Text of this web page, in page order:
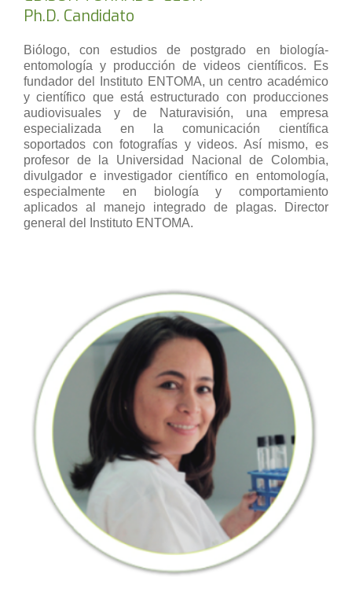
Ph.D. Candidato
Biólogo, con estudios de postgrado en biología-
entomología y producción de videos científicos. Es
fundador del Instituto ENTOMA, un centro académico
y científico que está estructurado con producciones
audiovisuales y de Naturavisión, una empresa
especializada en la comunicación científica
soportados con fotografías y videos. Así mismo, es
profesor de la Universidad Nacional de Colombia,
divulgador e investigador científico en entomología,
especialmente en biología y comportamiento
aplicados al manejo integrado de plagas. Director
general del Instituto ENTOMA.